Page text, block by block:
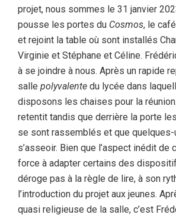
projet, nous sommes le 31 janvier
pousse les portes du Cosmos, le
et rejoint la table où sont installés
Virginie et Stéphane et Céline.
à se joindre à nous. Après un rapide
salle polyvalente du lycée dans
disposons les chaises pour la
retentit tandis que derrière la porte
se sont rassemblés et que
s’asseoir. Bien que l’aspect inédit de
force à adapter certains des
déroge pas à la règle de lire, à son
l’introduction du projet aux jeunes.
quasi religieuse de la salle, c’est